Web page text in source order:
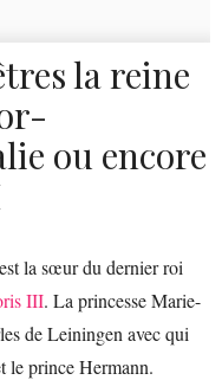
la reine
ou encore
la sœur du dernier roi
III. La princesse Marie-
de Leiningen avec qui
le prince Hermann.